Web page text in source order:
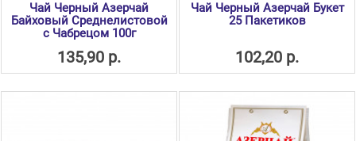
Чай Черный Азерчай
Байховый Среднелистовой
с Чабрецом 100г
135,90 р.
Чай Черный Азерчай Букет
25 Пакетиков
102,20 р.